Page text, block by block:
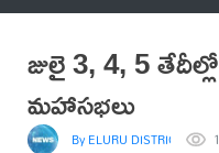
జులై 3, 4, 5
మహాసభలు
By ELURU DISTRICT